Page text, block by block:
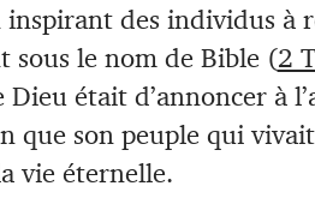
inspirant des individus à
sous le nom de Bible (2
était d’annoncer à
que son peuple qui
vie éternelle.